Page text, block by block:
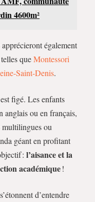
4600m²
également
queMontessori
Saint-Denis.
figé. Les enfants
anglais ou en français,
multilingues ou
géant en profitant
: l’aisance et la
académique!
d’entendre